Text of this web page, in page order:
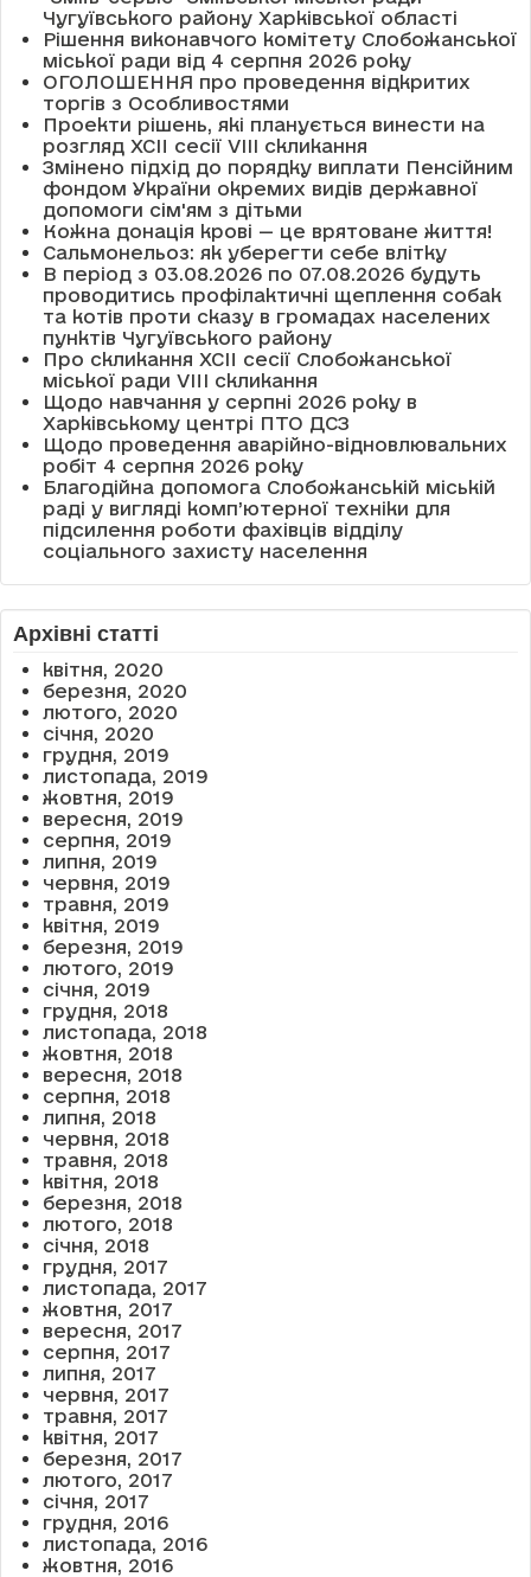
Чугуївського району Харківської області
Рішення виконавчого комітету Слобожанської
міської ради від 4 серпня 2026 року
ОГОЛОШЕННЯ про проведення відкритих
торгів з Особливостями
Проекти рішень, які планується винести на
розгляд XCII сесії VІІІ скликання
Змінено підхід до порядку виплати Пенсійним
фондом України окремих видів державної
допомоги сім'ям з дітьми
Кожна донація крові — це врятоване життя!
Сальмонельоз: як уберегти себе влітку
В період з 03.08.2026 по 07.08.2026 будуть
проводитись профілактичні щеплення собак
та котів проти сказу в громадах населених
пунктів Чугуївського району
Про скликання XCII сесії Слобожанської
міської ради VIII скликання
Щодо навчання у серпні 2026 року в
Харківському центрі ПТО ДСЗ
Щодо проведення аварійно-відновлювальних
робіт 4 серпня 2026 року
Благодійна допомога Слобожанській міській
раді у вигляді комп’ютерної техніки для
підсилення роботи фахівців відділу
соціального захисту населення
Архівні статті
квітня, 2020
березня, 2020
лютого, 2020
січня, 2020
грудня, 2019
листопада, 2019
жовтня, 2019
вересня, 2019
серпня, 2019
липня, 2019
червня, 2019
травня, 2019
квітня, 2019
березня, 2019
лютого, 2019
січня, 2019
грудня, 2018
листопада, 2018
жовтня, 2018
вересня, 2018
серпня, 2018
липня, 2018
червня, 2018
травня, 2018
квітня, 2018
березня, 2018
лютого, 2018
січня, 2018
грудня, 2017
листопада, 2017
жовтня, 2017
вересня, 2017
серпня, 2017
липня, 2017
червня, 2017
травня, 2017
квітня, 2017
березня, 2017
лютого, 2017
січня, 2017
грудня, 2016
листопада, 2016
жовтня, 2016